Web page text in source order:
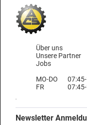
Über uns
Unsere Partner
Jobs
MO-DO
FR
Newsletter